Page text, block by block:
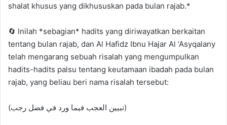
shalat khusus yang dikhususkan pada bulan rajab.*
🔄 Inilah *sebagian* hadits yang diriwayatkan berkaitan
tentang bulan rajab, dan Al Hafidz Ibnu Hajar Al ‘Asyqalany
telah mengarang sebuah risalah yang mengumpulkan
hadits-hadits palsu tentang keutamaan ibadah pada bulan
rajab, yang beliau beri nama risalah tersebut:
(تبيين العجب فيما ورد في فضل رجب)